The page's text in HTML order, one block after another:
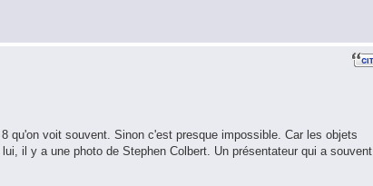
qu'on voit souvent. Sinon c'est presque impossible. Car les objets
il y a une photo de Stephen Colbert. Un présentateur qui a souvent